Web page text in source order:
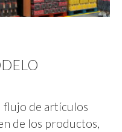
flujo de artículos
de los productos,